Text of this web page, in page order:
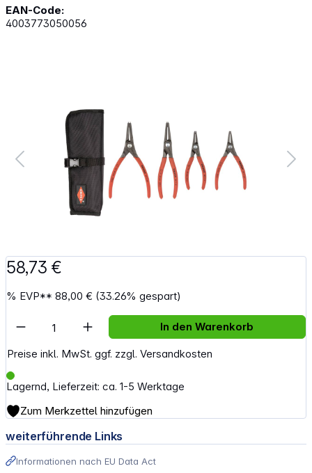
EAN-Code:
4003773050056
58,73 €
% EVP**88,00 € (33.26% gespart)
Preise inkl. MwSt. ggf. zzgl. Versandkosten
Lagernd, Lieferzeit: ca. 1-5 Werktage
Artikel Anzahl: Gib den gewünschten
In den Warenkorb
Zum Merkzettel hinzufügen
weiterführende Links
Informationen nach EU Data Act